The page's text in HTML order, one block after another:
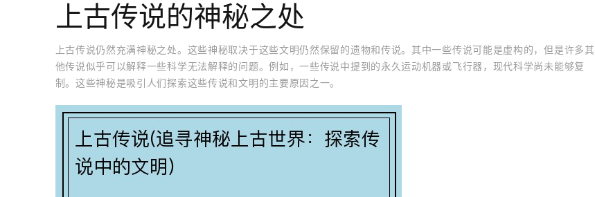
上古传说的神秘之处
上古传说仍然充满神秘之处。这些神秘取决于这些文明仍然保留的遗物和传说。其中一些传说可能是虚构的，但是许多其
他传说似乎可以解释一些科学无法解释的问题。例如，一些传说中提到的永久运动机器或飞行器，现代科学尚未能够复
制。这些神秘是吸引人们探索这些传说和文明的主要原因之一。